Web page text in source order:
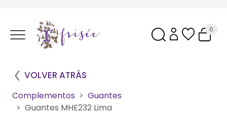
0
VOLVER ATRÁS
Complementos
Guantes
Guantes MHE232 Lima